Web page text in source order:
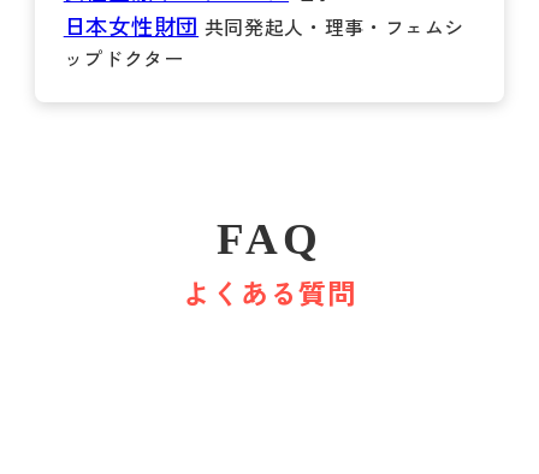
日本女性財団 共同発起人・理事・フェムシ
ップドクター
FAQ
よくある質問